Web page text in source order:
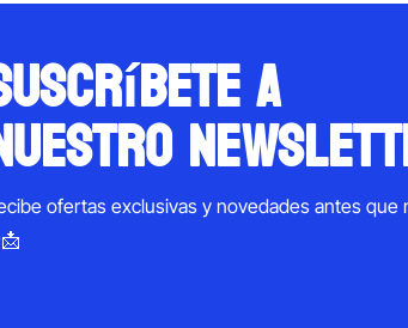
a
ofertas exclusivas y novedades antes que